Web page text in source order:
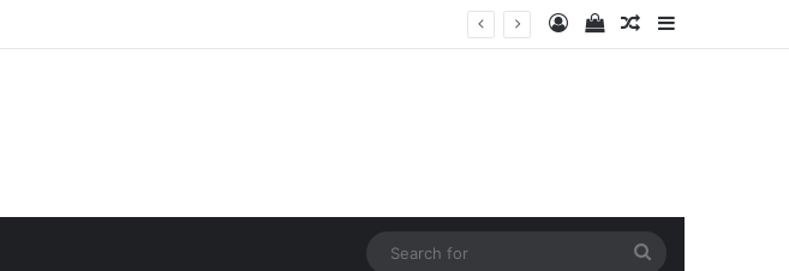
ke Semifinal Piala AFF U-17 2026 Log InView your
Random Article
Sidebar